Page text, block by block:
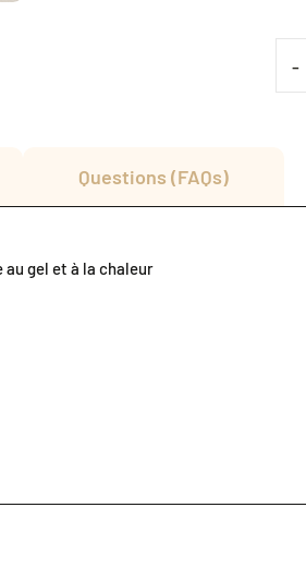
-
Questions (FAQs)
gel et à la chaleur